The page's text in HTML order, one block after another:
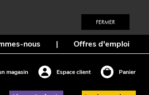
FERMER
nous | Offres d'emploi
magasin Espace client Panier